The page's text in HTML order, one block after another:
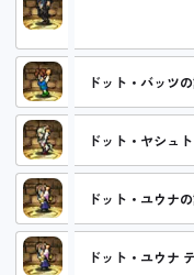
ドット・バッツ
ドット・ヤシュ
ドット・ユウナ
ドット・ユウナ